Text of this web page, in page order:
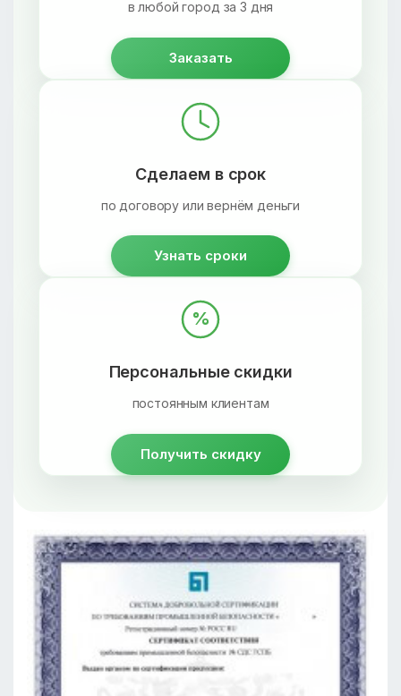
в любой город за 3 дня
Заказать
Сделаем в срок
по договору или вернём деньги
Узнать сроки
%
Персональные скидки
постоянным клиентам
Получить скидку